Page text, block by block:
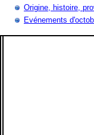
Origine, histoire,
Evénements